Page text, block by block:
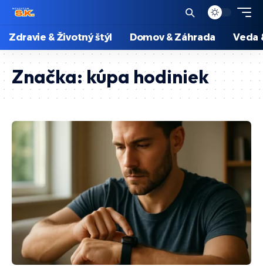
Zdravie & Životný štýl Domov & Záhrada Veda
Značka:kúpa hodiniek